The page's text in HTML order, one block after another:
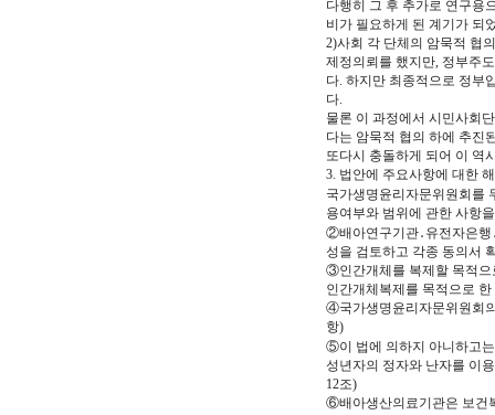
다행히 그 후 추가로 연구용
비가 필요하게 된 계기가 되
2)사회 각 단체의 암묵적 협
제정의뢰를 했지만, 정부주
다. 하지만 최종적으로 정부
다.
물론 이 과정에서 시민사회
다는 암묵적 협의 하에 추진
또다시 충돌하게 되어 이 역
3. 법안에 주요사항에 대한
국가생명윤리자문위원회를
용여부와 범위에 관한 사항
②배아연구기관․유전자은행
성을 검토하고 각종 동의서
③인간개체를 복제할 목적으
인간개체복제를 목적으로
④국가생명윤리자문위원회
항)
⑤이 법에 의하지 아니하고
성년자의 정자와 난자를 이
12조)
⑥배아생산의료기관은 보건